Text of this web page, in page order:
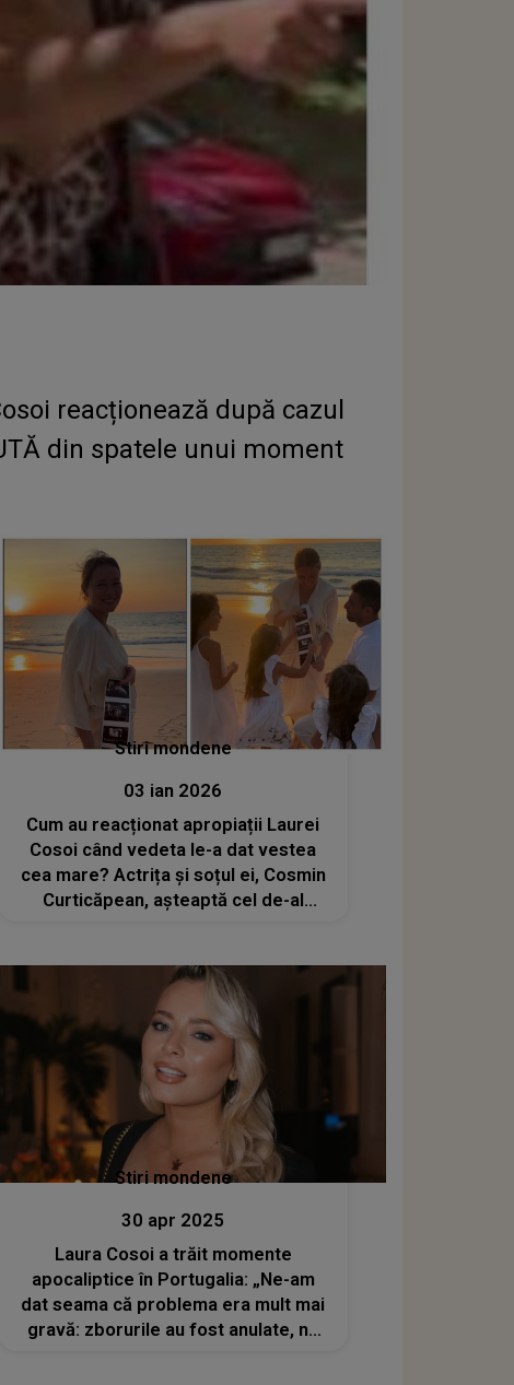
reacționează după cazul
din spatele unui moment
Stiri mondene
03 ian 2026
Cum au reacționat apropiații Laurei
Cosoi când vedeta le-a dat vestea
cea mare? Actrița și soțul ei, Cosmin
Curticăpean, așteaptă cel de-al
Stiri mondene
30 apr 2025
Laura Cosoi a trăit momente
apocaliptice în Portugalia: „Ne-am
dat seama că problema era mult mai
gravă: zborurile au fost anulate, nu